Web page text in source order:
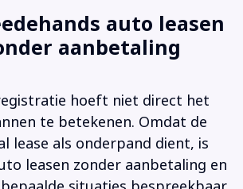
auto leasen
aanbetaling
hoeft niet direct het
te betekenen. Omdat de
lease als onderpand dient, is
leasen zonder aanbetaling en